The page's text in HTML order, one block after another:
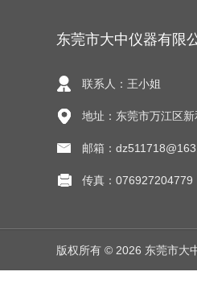
东莞市大中仪器有限
联系人：王小姐
地址：东莞市万江区
邮箱：
传真：076927204779
版权所有 © 2026 东莞市